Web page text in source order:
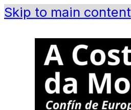
Skip to main content